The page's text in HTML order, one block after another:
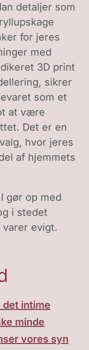
detaljer som
for jeres
med
3D print
sikrer
som et
at være
Det er en
hvor jeres
af hjemmets
gør op med
i stedet
evigt.
intime
minde
vores syn